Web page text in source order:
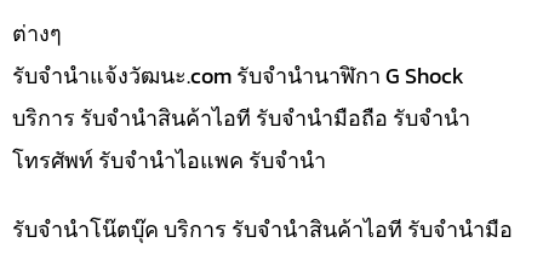
ต่างๆ
รับจํานําแจ้งวัฒนะ.com รับจำนำนาฬิกา G Shock
บริการ รับจำนำสินค้าไอที รับจำนำมือถือ รับจำนำ
โทรศัพท์ รับจำนำไอแพค รับจำนำ
รับจำนำโน๊ตบุ๊ค บริการ รับจำนำสินค้าไอที รับจำนำมือ